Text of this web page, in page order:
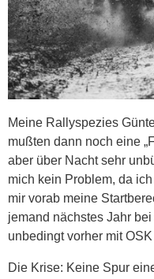
Meine Rallyspezies
mußten dann noch eine
aber über Nacht sehr
mich kein Problem, da
mir vorab meine
jemand nächstes Jahr
unbedingt vorher mit
Die Krise: Keine Spur